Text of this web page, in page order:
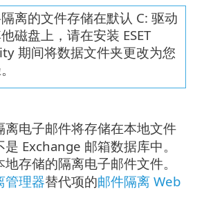
离的文件存储在默认 C: 驱动
磁盘上，请在安装 ESET
期间将数据文件夹更改为您
离电子邮件将存储在本地文件
Exchange 邮箱数据库中。
存储的隔离电子邮件文件。
管理器替代项的邮件隔离 Web